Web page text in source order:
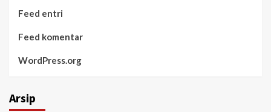
Feed entri
Feed komentar
WordPress.org
Arsip